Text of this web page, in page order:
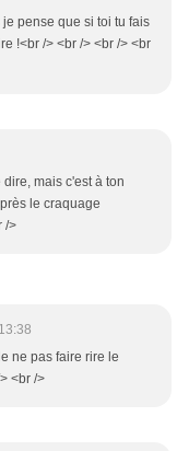
pense que si toi tu fais
!<br /> <br /> <br /> <br
mais c'est à ton
le craquage
/>
ne pas faire rire le
<br />